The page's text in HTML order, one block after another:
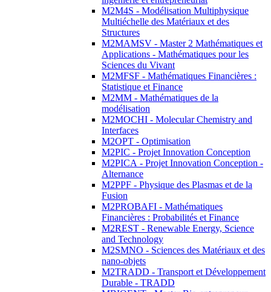
M2M4S - Modélisation Multiphysique
Multiéchelle des Matériaux et des
Structures
M2MAMSV - Master 2 Mathématiques et
Applications - Mathématiques pour les
Sciences du Vivant
M2MFSF - Mathématiques Financières :
Statistique et Finance
M2MM - Mathématiques de la
modélisation
M2MOCHI - Molecular Chemistry and
Interfaces
M2OPT - Optimisation
M2PIC - Projet Innovation Conception
M2PICA - Projet Innovation Conception -
Alternance
M2PPF - Physique des Plasmas et de la
Fusion
M2PROBAFI - Mathématiques
Financières : Probabilités et Finance
M2REST - Renewable Energy, Science
and Technology
M2SMNO - Sciences des Matériaux et des
nano-objets
M2TRADD - Transport et Développement
Durable - TRADD